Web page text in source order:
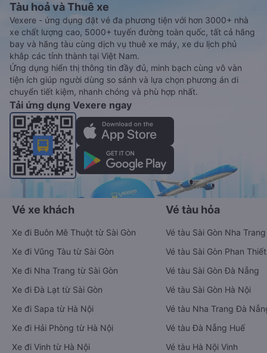
Tàu hoả và Thuê xe
Vexere - ứng dụng đặt vé đa phương tiện với hơn 3000+ nhà
xe chất lượng cao, 5000+ tuyến đường toàn quốc, tất cả hãng
bay và hãng tàu cùng dịch vụ thuê xe máy, xe du lịch phủ
khắp các tỉnh thành tại Việt Nam.
Ứng dụng hiển thị thông tin đầy đủ, minh bạch cùng vô vàn
tiện ích giúp người dùng so sánh và lựa chọn phương án di
chuyển tiết kiệm, nhanh chóng và phù hợp nhất.
Tải ứng dụng Vexere ngay
Vé xe khách
Xe đi Buôn Mê Thuột từ Sài Gòn
Xe đi Vũng Tàu từ Sài Gòn
Xe đi Nha Trang từ Sài Gòn
Xe đi Đà Lạt từ Sài Gòn
Xe đi Sapa từ Hà Nội
Xe đi Hải Phòng từ Hà Nội
Xe đi Vinh từ Hà Nội
Vé tàu hỏa
Vé tàu Sài Gòn Nha Trang
Vé tàu Sài Gòn Phan Thiết
Vé tàu Sài Gòn Đà Nẵng
Vé tàu Sài Gòn Hà Nội
Vé tàu Nha Trang Đà
Vé tàu Đà Nẵng Huế
Vé tàu Hà Nội Vinh